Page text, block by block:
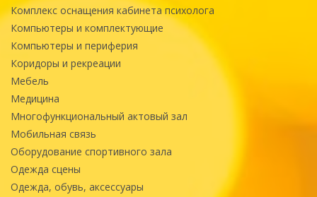
Комплекс оснащения кабинета психолога
Компьютеры и комплектующие
Компьютеры и периферия
Коридоры и рекреации
Мебель
Медицина
Многофункциональный актовый зал
Мобильная связь
Оборудование спортивного зала
Одежда сцены
Одежда, обувь, аксессуары